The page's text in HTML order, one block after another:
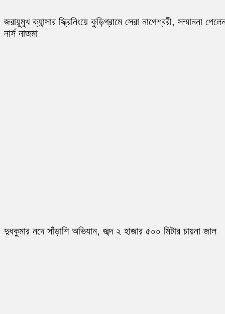
জরায়ুমুখ ক্যান্সার স্ক্রিনিংয়ে কুড়িগ্রামে সেরা নাগেশ্বরী, সম্মাননা
নার্স নাজমা
দুধকুমার নদে সাঁড়াশি অভিযান, জব্দ ২ হাজার ৫০০ মিটার চায়না জাল